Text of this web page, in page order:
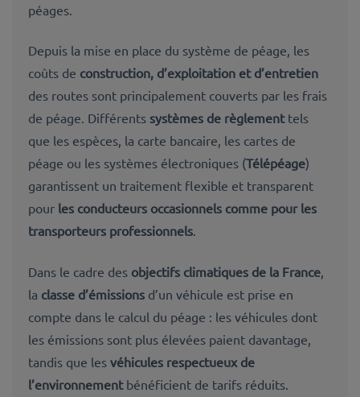
péages.
Depuis la mise en place du système de péage, les
coûts de construction, d’exploitation et d’entretien
des routes sont principalement couverts par les frais
de péage. Différents systèmes de règlementtels
que les espèces, la carte bancaire, les cartes de
péage ou les systèmes électroniques (Télépéage)
garantissent un traitement flexible et transparent
pour les conducteurs occasionnels comme pour les
transporteurs professionnels.
Dans le cadre des objectifs climatiques de la France
la classe d’émissions d’un véhicule est prise en
compte dans le calcul du péage : les véhicules dont
les émissions sont plus élevées paient davantage,
tandis que les véhicules respectueux de
l’environnementbénéficient de tarifs réduits.